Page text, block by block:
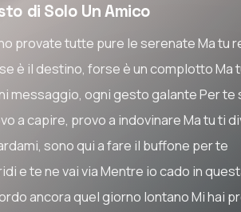
di Solo Un Amico
provate tutte pure le serenate Ma tu
è il destino, forse è un complotto
messaggio, ogni gesto galante Per te
a capire, provo a indovinare Ma tu ti
sono qui a fare il buffone per te
e te ne vai via Mentre io cado in
ancora quel giorno lontano Mi hai